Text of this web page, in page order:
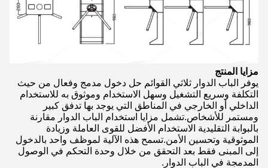
مزايا المنتج
يوفر الباب الدوار ثلاثي القوائم حل دخول مدمج وفعال من حيث
التكلفة وسريع التشغيل وسهل الاستخدام وموثوق به للاستخدام
الداخلي أو الخارجي في المناطق التي يوجد بها تدفق كبير
ومستمر للأشخاص.تشمل مزايا استخدام الباب الدوار مقارنة
بالبوابة التقليدية الاستخدام الأفضل للقوى العاملة وزيادة
الموثوقية وتحسين الأمن.تسمح هذه الآلية لموظف واحد بالدخول
إلى المبنى فقط بعد التحقق من خلال وحدة التحكم في الوصول
المدمجة في الباب الدوار.